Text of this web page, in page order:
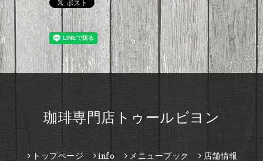
珈琲専門店トゥールビヨン
トップページ info メニューブック 店舗情報